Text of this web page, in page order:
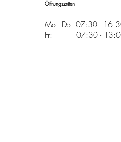
Öffnungszeiten
Mo - Do: 07:30 -
Fr: 07:30 -